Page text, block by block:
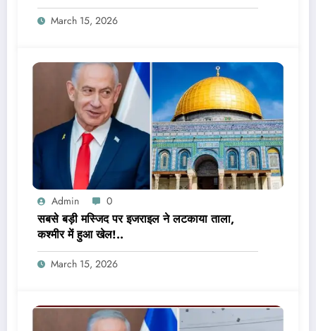
March 15, 2026
Admin 0
सबसे बड़ी मस्जिद पर इजराइल ने लटकाया ताला,
कश्मीर में हुआ खेल!..
March 15, 2026